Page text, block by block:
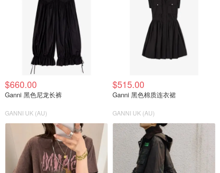
$660.00
Ganni 黑色尼龙长裤
GANNI UK (AU)
$515.00
Ganni 黑色棉质连衣裙
GANNI UK (AU)